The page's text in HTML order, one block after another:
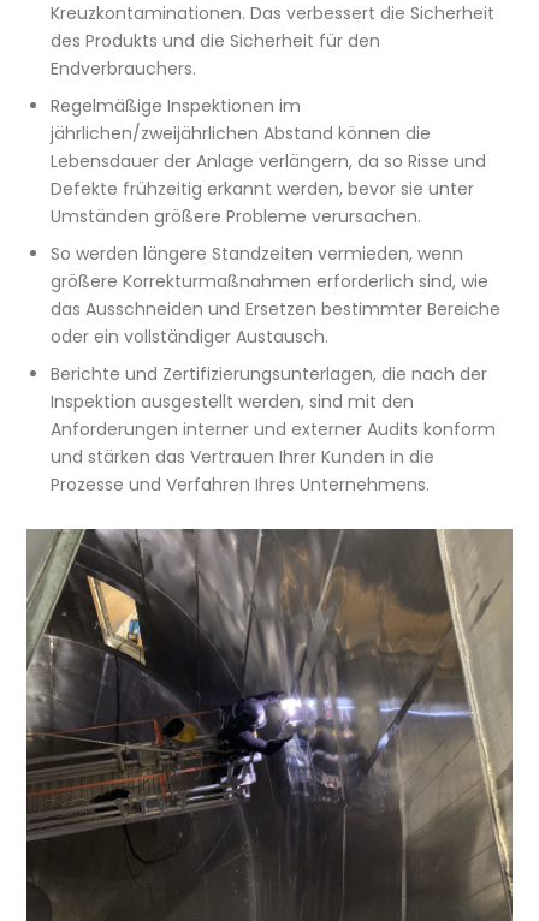
Kreuzkontaminationen. Das verbessert die Sicherheit
des Produkts und die Sicherheit für den
Endverbrauchers.
Regelmäßige Inspektionen im
jährlichen/zweijährlichen Abstand können die
Lebensdauer der Anlage verlängern, da so Risse und
Defekte frühzeitig erkannt werden, bevor sie unter
Umständen größere Probleme verursachen.
So werden längere Standzeiten vermieden, wenn
größere Korrekturmaßnahmen erforderlich sind, wie
das Ausschneiden und Ersetzen bestimmter Bereiche
oder ein vollständiger Austausch.
Berichte und Zertifizierungsunterlagen, die nach der
Inspektion ausgestellt werden, sind mit den
Anforderungen interner und externer Audits konform
und stärken das Vertrauen Ihrer Kunden in die
Prozesse und Verfahren Ihres Unternehmens.